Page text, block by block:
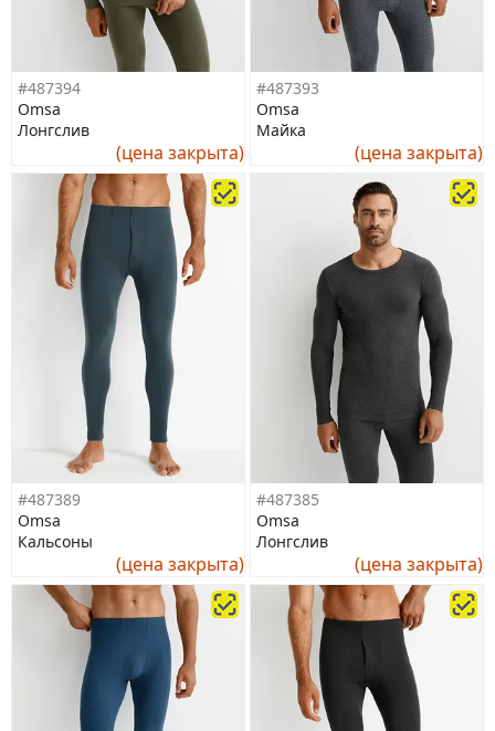
#487394
Omsa
Лонгслив
(цена закрыта)
#487393
Omsa
Майка
(цена закрыта)
#487389
Omsa
Кальсоны
(цена закрыта)
#487385
Omsa
Лонгслив
(цена закрыта)